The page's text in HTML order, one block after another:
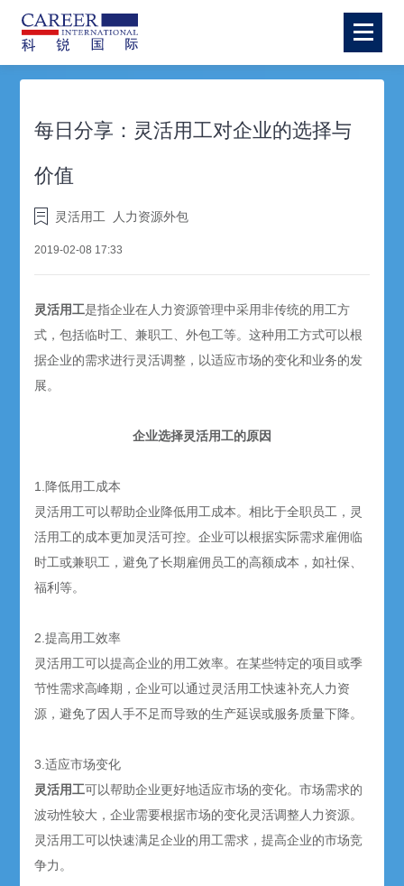
每日分享：灵活用工对企业的选择与
价值
灵活用工 人力资源外包
2019-02-08 17:33
灵活用工是指企业在人力资源管理中采用非传统的用工方
式，包括临时工、兼职工、外包工等。这种用工方式可以根
据企业的需求进行灵活调整，以适应市场的变化和业务的发
展。
企业选择灵活用工的原因
1.降低用工成本
灵活用工可以帮助企业降低用工成本。相比于全职员工，灵
活用工的成本更加灵活可控。企业可以根据实际需求雇佣临
时工或兼职工，避免了长期雇佣员工的高额成本，如社保、
福利等。
2.提高用工效率
灵活用工可以提高企业的用工效率。在某些特定的项目或季
节性需求高峰期，企业可以通过灵活用工快速补充人力资
源，避免了因人手不足而导致的生产延误或服务质量下降。
3.适应市场变化
灵活用工可以帮助企业更好地适应市场的变化。市场需求的
波动性较大，企业需要根据市场的变化灵活调整人力资源。
灵活用工可以快速满足企业的用工需求，提高企业的市场竞
争力。